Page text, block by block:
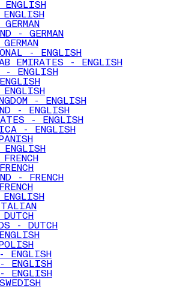
- GERMAN
- ENGLISH
EMIRATES - ENGLISH
- ENGLISH
- ENGLISH
- ENGLISH
- ENGLISH
- ENGLISH
- FRENCH
- DUTCH
- ENGLISH
ENGLISH
ENGLISH